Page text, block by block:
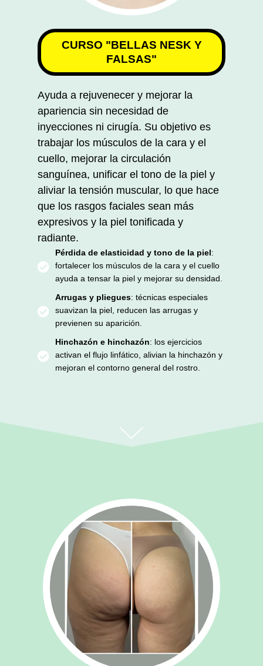
CURSO "BELLAS NESK Y
FALSAS"
Ayuda a rejuvenecer y mejorar la
apariencia sin necesidad de
inyecciones ni cirugía. Su objetivo es
trabajar los músculos de la cara y el
cuello, mejorar la circulación
sanguínea, unificar el tono de la piel y
aliviar la tensión muscular, lo que hace
que los rasgos faciales sean más
expresivos y la piel tonificada y
radiante.
Pérdida de elasticidad y tono de la piel:
fortalecer los músculos de la cara y el cuello
ayuda a tensar la piel y mejorar su densidad.
Arrugas y pliegues: técnicas especiales
suavizan la piel, reducen las arrugas y
previenen su aparición.
Hinchazón e hinchazón: los ejercicios
activan el flujo linfático, alivian la hinchazón y
mejoran el contorno general del rostro.